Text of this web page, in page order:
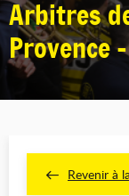
Arbitres
Provence
Revenir à